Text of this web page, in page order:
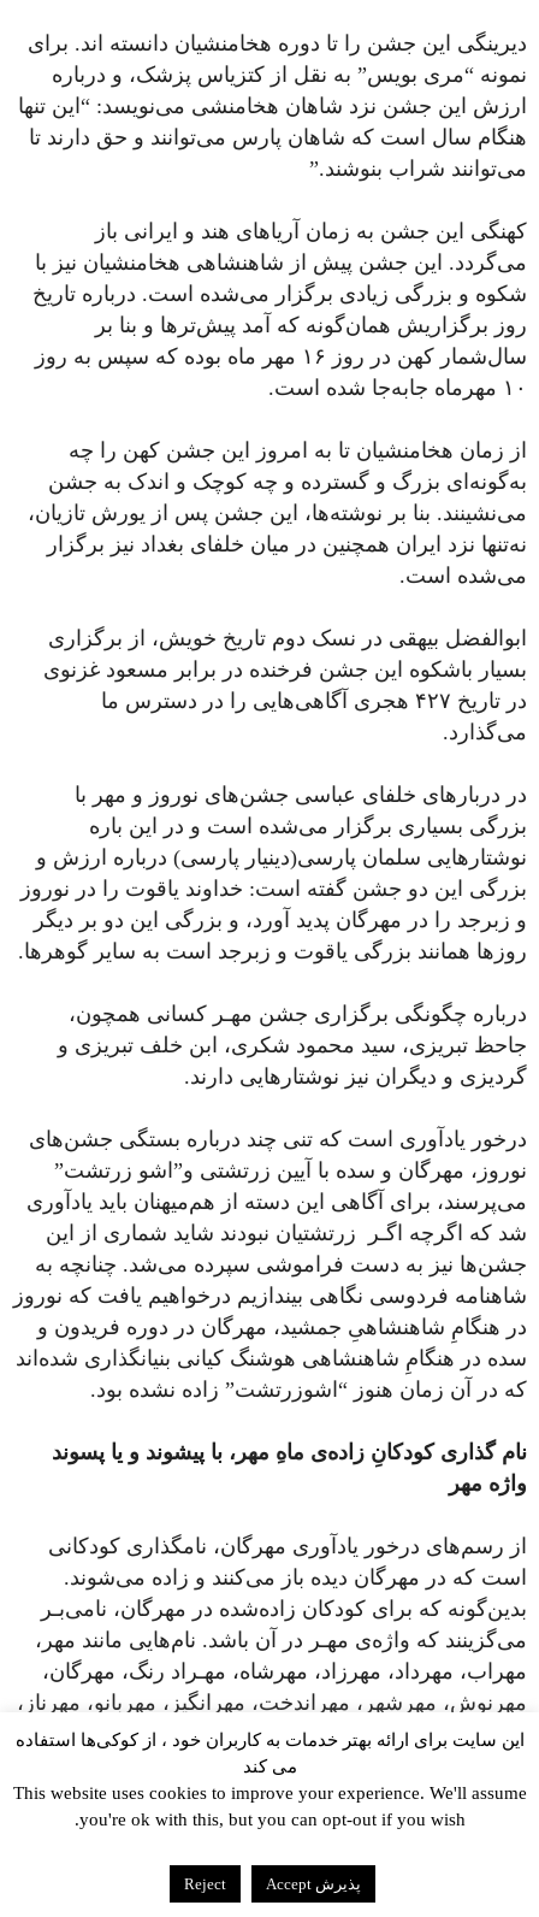
دیرینگی این جشن را تا دوره هخامنشیان دانسته اند. برای
نمونه “مری بویس” به نقل از کتزیاس پزشک، و درباره
ارزش این جشن نزد شاهان هخامنشی می‌نویسد: “این تنها
هنگام سال است که شاهان پارس می‌توانند و حق دارند تا
می‌توانند شراب بنوشند.”
کهنگی این جشن به زمان آریاهای هند و ایرانی باز
می‌گردد. این جشن پیش از شاهنشاهی هخامنشیان نیز با
شکوه و بزرگی زیادی برگزار می‌شده ‌است. در‌باره تاریخ
روز برگزاریش همان‌گونه که آمد پیش‌ترها و بنا بر
سال‌شمار کهن در روز ۱۶ مهر ماه بوده که سپس به روز
۱۰ مهرماه جابه‌جا شده‌ است.
از زمان هخامنشیان تا به امروز این جشن کهن ‌را چه
به‌گونه‌ای بزرگ و ‌گسترده و چه کوچک و اندک به جشن
می‌نشینند. بنا بر نوشته‌ها، این جشن پس از یورش تازیان،
نه‌تنها نزد ایران همچنین در میان خلفای‌ بغداد نیز ‌برگزار
‌می‌شده ‌است.
ابوالفضل بیهقی در نسک دوم تاریخ خویش، از برگزاری
بسیار باشکوه این جشن فرخنده در برابر مسعود غزنوی
در تاریخ ۴۲۷ هجری آگاهی‌هایی را در دسترس ما
می‌گذارد‌.
در دربارهای خلفای عباسی جشن‌های نوروز و مهر با
بزرگی بسیاری برگزار می‌شده‌ است و در این باره
نوشتارهایی سلمان پارسی‌(دینیار پارسی) درباره ارزش و
بزرگی این دو جشن گفته ‌است: خداوند یاقوت را در نوروز
و زبرجد را در مهرگان پدید آورد، و بزرگی این دو بر دیگر
روزها همانند بزرگی یاقوت و زبرجد است به سایر گوهر‌ها.
درباره چگونگی برگزاری جشن مهـر کسانی همچون،
جاحظ تبریزی، سید محمود شکری، ابن خلف تبریزی و
گردیزی و دیگران نیز نوشتارهایی دارند.
درخور یادآوری است که تنی چند درباره بستگی جشن‌های
نوروز، مهرگان و سده با آیین زرتشتی و”اشو زرتشت”
می‌پرسند، برای آگاهی این دسته از هم‌میهنان باید یادآوری
شد که اگر‌چه اگـر زرتشتیان نبودند شاید شماری از این
جشن‌ها نیز به دست فراموشی سپرده می‌شد. چنانچه به
شاهنامه فردوسی نگاهی بیندازیم درخواهیم یافت که نوروز
در هنگامِ شاهنشاهیِ جمشید، مهرگان در دوره فریدون و
سده در هنگامِ شاهنشاهی هوشنگ کیانی بنیانگذاری شده‌اند
که در آن زمان هنوز “اشوزرتشت” زاده نشده بود.
نام گذاری کودکانِ زاده‌ی ماهِ مهر، با پیشوند و یا پسوند
واژه‌ مهر
از رسم‌های درخور یادآوری مهرگان، نامگذاری کودکانی
است که در مهرگان دیده باز می‌کنند و زاده می‌شوند.
بدین‌گونه که برای کودکان زاده‌شده در مهرگان، نامی‌بـر
می‌گزینند که واژه‌ی مهـر در آن باشد. نام‌هایی مانند مهر،
مهراب، مهرداد، مهرزاد، مهرشاه، مهـراد رنگ، مهرگان،
مهرنوش، مهرشهر، مهراندخت، مهرانگیز، مهربانو، مهرناز،
مهران، مهربان، مهرو یا ماهـرو، مهرآیین، مهرآور،
مهـرپرور، مهـریار، نوش‌مهر، کوش‌مهر و همانند آن‌ها. بنا
بر پژوهش «تورج پارسی»، و بر پایه‌ گزارش هـرودوت
اینگونه نامگذاری از دوره‌ی هخامنشیان رسم بوده است.
این سایت برای ارائه بهتر خدمات به کاربران خود ، از کوکی‌ها استفاده
می کند
This website uses cookies to improve your experience. We'll assume
you're ok with this, but you can opt-out if you wish.
پذیرش Accept Reject